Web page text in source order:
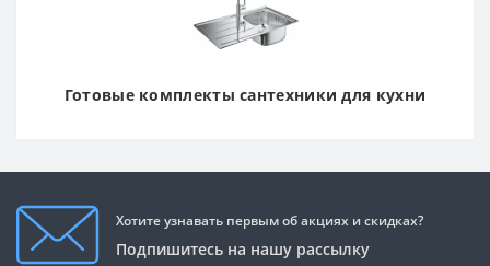
Готовые комплекты сантехники для кухни
Хотите узнавать первым об акциях и скидках?
Подпишитесь на нашу рассылку